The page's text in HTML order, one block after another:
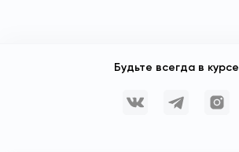
Будьте всегда в курсе